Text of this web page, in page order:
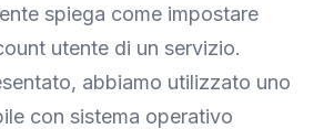
spiega come impostare
utente di un servizio.
abbiamo utilizzato uno
con sistema operativo